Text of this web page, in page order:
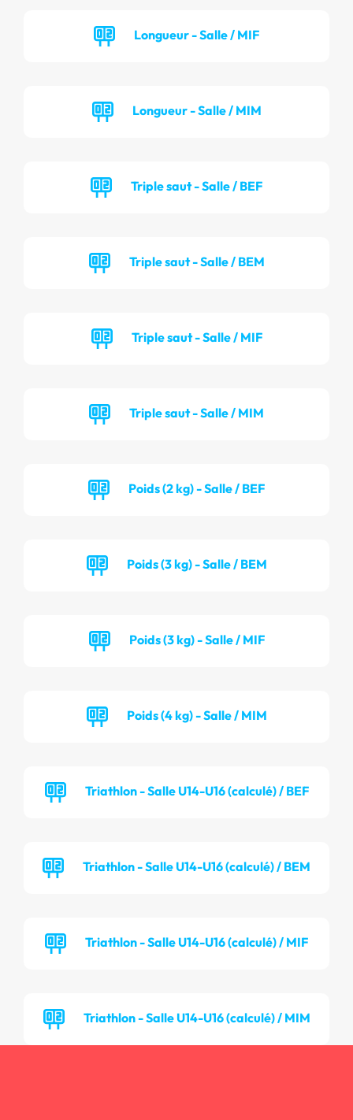
Longueur - Salle / MIF
Longueur - Salle / MIM
Triple saut - Salle / BEF
Triple saut - Salle / BEM
Triple saut - Salle / MIF
Triple saut - Salle / MIM
Poids (2 kg) - Salle / BEF
Poids (3 kg) - Salle / BEM
Poids (3 kg) - Salle / MIF
Poids (4 kg) - Salle / MIM
Triathlon - Salle U14-U16 (calculé) / BEF
Triathlon - Salle U14-U16 (calculé) / BEM
Triathlon - Salle U14-U16 (calculé) / MIF
Triathlon - Salle U14-U16 (calculé) / MIM